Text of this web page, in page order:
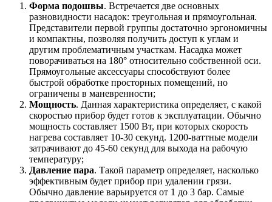
Форма подошвы. Встречается две основных
разновидности насадок: треугольная и прямоугольная.
Представители первой группы достаточно эргономичны
и компактны, позволяя получить доступ к углам и
другим проблематичным участкам. Насадка может
поворачиваться на 180° относительно собственной оси.
Прямоугольные аксессуары способствуют более
быстрой обработке просторных помещений, но
ограничены в маневренности;
Мощность. Данная характеристика определяет, с какой
скоростью прибор будет готов к эксплуатации. Обычно
мощность составляет 1500 Вт, при которых скорость
нагрева составляет 10-30 секунд. 1200-ваттные модели
затрачивают до 45-60 секунд для выхода на рабочую
температуру;
Давление пара. Такой параметр определяет, насколько
эффективным будет прибор при удалении грязи.
Обычно давление варьируется от 1 до 3 бар. Самые